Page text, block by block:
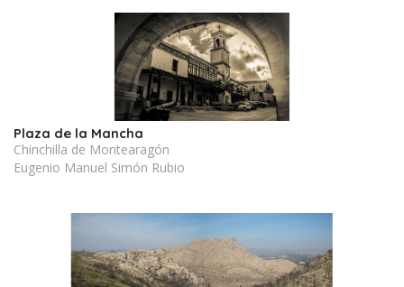
Plaza de la Mancha
Chinchilla de Montearagón
Eugenio Manuel Simón Rubio